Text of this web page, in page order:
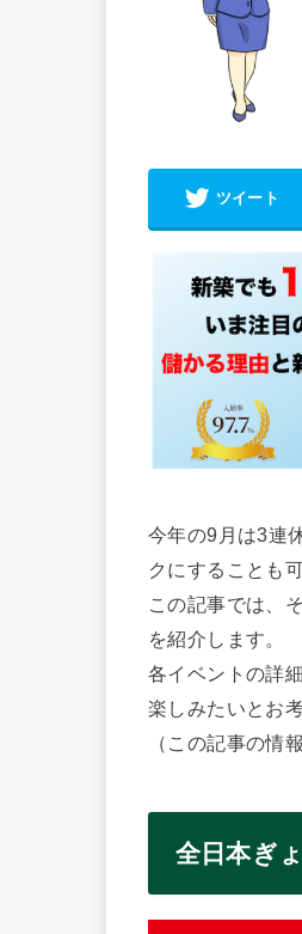
ツイート
今年の9月は3連
クにすることも
この記事では、
を紹介します。
各イベントの詳
楽しみたいとお
（この記事の情
全日本ぎ